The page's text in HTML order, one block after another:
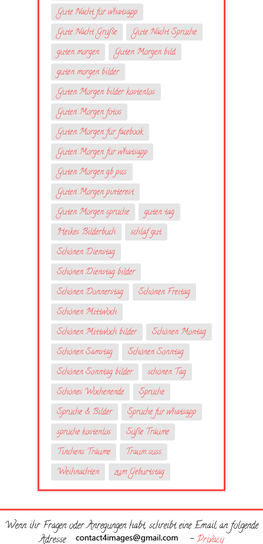
Gute Nacht für whatsapp
Gute Nacht Grüße
Gute Nacht Sprüche
guten morgen
Guten Morgen bild
guten morgen bilder
Guten Morgen bilder kostenlos
Guten Morgen fotos
Guten Morgen für facebook
Guten Morgen für whatsapp
Guten Morgen gb pics
Guten Morgen pinterest
Guten Morgen sprüche
guten tag
Heikes Bilderbuch
schlaf gut
Schönen Dienstag
Schönen Dienstag bilder
Schönen Donnerstag
Schönen Freitag
Schönen Mittwoch
Schönen Mittwoch bilder
Schönen Montag
Schönen Samstag
Schönen Sonntag
Schönen Sonntag bilder
schönen Tag
Schönes Wochenende
Sprüche
Sprüche & Bilder
Sprüche fur whatsapp
sprüche kostenlos
Süße Träume
Tinchens Träume
Traum suss
Weihnachten
zum Geburtstag
Wenn ihr Fragen oder Anregungen habt, schreibt eine Email an folgende
Adresse
-Privacy